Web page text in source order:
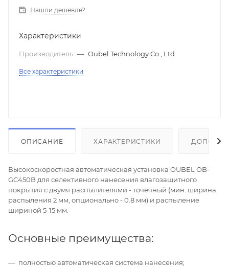
Нашли дешевле?
Характеристики
Производитель — Oubel Technology Co., Ltd.
Все характеристики
ОПИСАНИЕ ХАРАКТЕРИСТИКИ
Высокоскоростная автоматическая установка OUBEL OB-
GC450B для селективного нанесения влагозащитного
покрытия с двумя распылителями - точечный (мин. ширина
распыления 2 мм, опционально - 0.8 мм) и распыление
шириной 5-15 мм.
Основные преимущества:
полностью автоматическая система нанесения;